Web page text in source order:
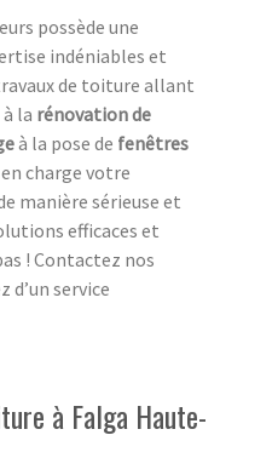
possède une
indéniables et
de toiture allant
la rénovation de
à la pose de fenêtres
charge votre
manière sérieuse et
efficaces et
! Contactez nos
d’un service
à Falga Haute-